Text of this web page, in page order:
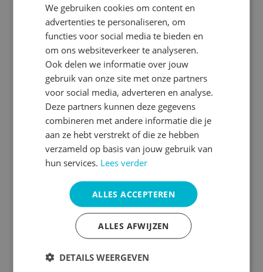
beeldscherm/iPad.
Bekijk deze cursus
Cursus snellezen
Voor de ondernemingsraad
9.3
1 dag of dagdeel certificaat
Snellezen helpt je als lid van de
ondernemingsraad grote hoeveelheden
We gebruiken cookies om content en
advertenties te personaliseren, om
functies voor social media te bieden en
om ons websiteverkeer te analyseren.
Ook delen we informatie over jouw
gebruik van onze site met onze partners
voor social media, adverteren en analyse.
Deze partners kunnen deze gegevens
combineren met andere informatie die je
aan ze hebt verstrekt of die ze hebben
verzameld op basis van jouw gebruik van
hun services. Lees verder
ALLES ACCEPTEREN
ALLES AFWIJZEN
DETAILS WEERGEVEN